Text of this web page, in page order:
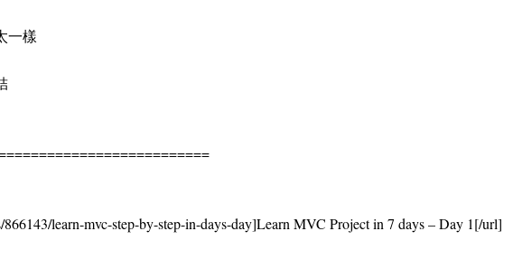
一樣
learn-mvc-step-by-step-in-days-day]Learn MVC Project in 7 days – Day 1[/url]